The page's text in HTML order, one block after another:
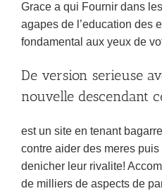
Grace a qui Fournir dans
agapes de l’education des
fondamental aux yeux de
De version serieuse
nouvelle descendant
est un site en tenant
contre aider des meres
denicher leur rivalite!
de milliers de aspects de